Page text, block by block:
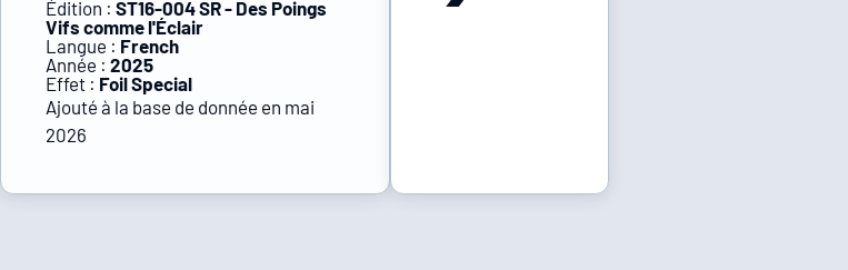
Édition :ST16-004 SR - Des Poings
Vifs comme l'Éclair
Langue : French
Année :2025
Effet : Foil Special
Ajouté à la base de donnée en mai
2026